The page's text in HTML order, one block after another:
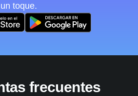
toque.
frecuentes